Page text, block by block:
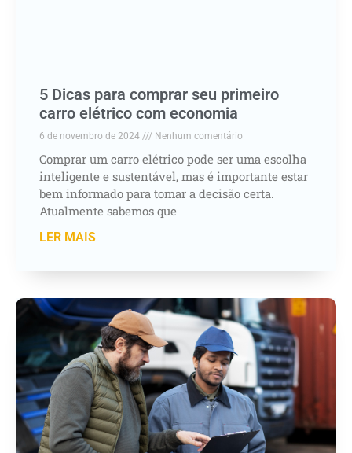
5 Dicas para comprar seu primeiro
carro elétrico com economia
6 de novembro de 2024 Nenhum comentário
Comprar um carro elétrico pode ser uma escolha
inteligente e sustentável, mas é importante estar
bem informado para tomar a decisão certa.
Atualmente sabemos que
LER MAIS